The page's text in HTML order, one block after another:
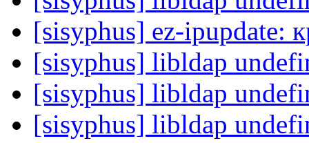
[sisyphus] ez-ipupdate:
[sisyphus] libldap
[sisyphus] libldap
[sisyphus] libldap